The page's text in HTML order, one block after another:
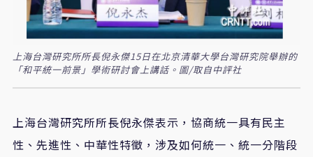
上海台灣研究所所長倪永傑15日在北京清華大學台灣研究院舉辦的
「和平統一前景」學術研討會上講話。圖/取自中評社
上海台灣研究所所長倪永傑表示，協商統一具有民主
性、先進性、中華性特徵，涉及如何統一、統一分階段